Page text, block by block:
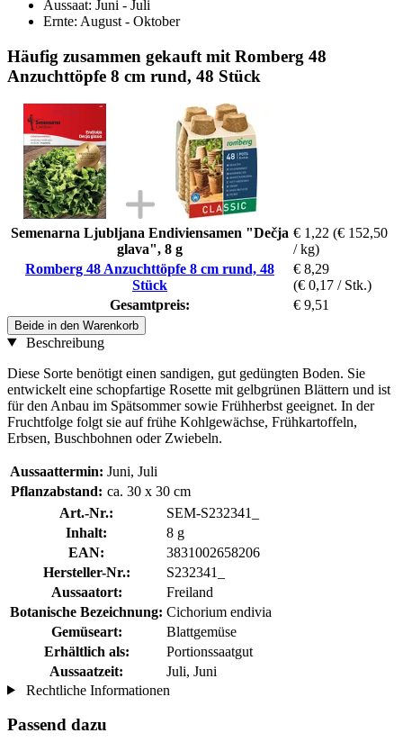
Aussaat: Juni - Juli
Ernte: August - Oktober
Häufig zusammen gekauft mit Romberg 48
Anzuchttöpfe 8 cm rund, 48 Stück
Semenarna Ljubljana Endiviensamen "Dečja
glava", 8 g
€ 1,22 (€ 152,50
/ kg)
Romberg 48 Anzuchttöpfe 8 cm rund, 48
Stück
€ 8,29
(€ 0,17 / Stk.)
Gesamtpreis:
€ 9,51
Beide in den Warenkorb
Beschreibung
Diese Sorte benötigt einen sandigen, gut gedüngten Boden. Sie
entwickelt eine schopfartige Rosette mit gelbgrünen Blättern und ist
für den Anbau im Spätsommer sowie Frühherbst geeignet. In der
Fruchtfolge folgt sie auf frühe Kohlgewächse, Frühkartoffeln,
Erbsen, Buschbohnen oder Zwiebeln.
Aussaattermin: Juni, Juli
Pflanzabstand: ca. 30 x 30 cm
Art.-Nr.:
SEM-S232341_
Inhalt:
8 g
EAN:
3831002658206
Hersteller-Nr.:
S232341_
Aussaatort:
Freiland
Botanische Bezeichnung: Cichorium endivia
Gemüseart:
Blattgemüse
Erhältlich als:
Portionssaatgut
Aussaatzeit:
Juli, Juni
Rechtliche Informationen
Passend dazu